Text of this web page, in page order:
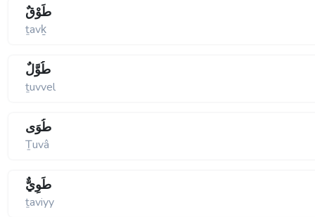
طَوْقٌ
ṯavḵ
طُوَّلٌ
ṯuvvel
طُوَى
Ṯuvâ
طَوِيٌّ
ṯaviyy